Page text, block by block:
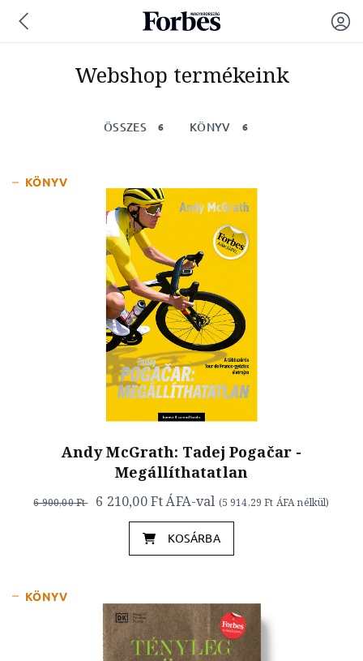
Webshop termékeink
ÖSSZES 6 KÖNYV 6
KÖNYV
Andy McGrath: Tadej Pogačar -
Megállíthatatlan
6 900,00 Ft 6 210,00 FtÁFA-val (5 914,29 Ft ÁFA nélkül)
KOSÁRBA
KÖNYV